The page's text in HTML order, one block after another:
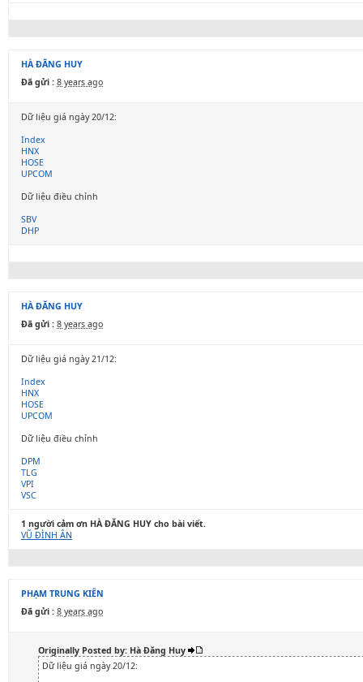
HÀ ĐĂNG HUY
Đã gửi : 8 years ago
Dữ liệu giá ngày 20/12:
Index
HNX
HOSE
UPCOM
Dữ liệu điều chỉnh
SBV
DHP
HÀ ĐĂNG HUY
Đã gửi : 8 years ago
Dữ liệu giá ngày 21/12:
Index
HNX
HOSE
UPCOM
Dữ liệu điều chỉnh
DPM
TLG
VPI
VSC
1 người cảm ơn HÀ ĐĂNG HUY cho bài viết.
VŨ ĐÌNH ÂN
PHẠM TRUNG KIÊN
Đã gửi : 8 years ago
Originally Posted by: Hà Đăng Huy
Dữ liệu giá ngày 20/12: